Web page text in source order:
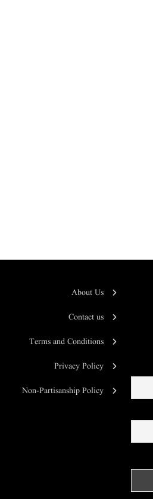
About Us
Contact us
Terms and Conditions
Privacy Policy
Non-Partisanship Policy